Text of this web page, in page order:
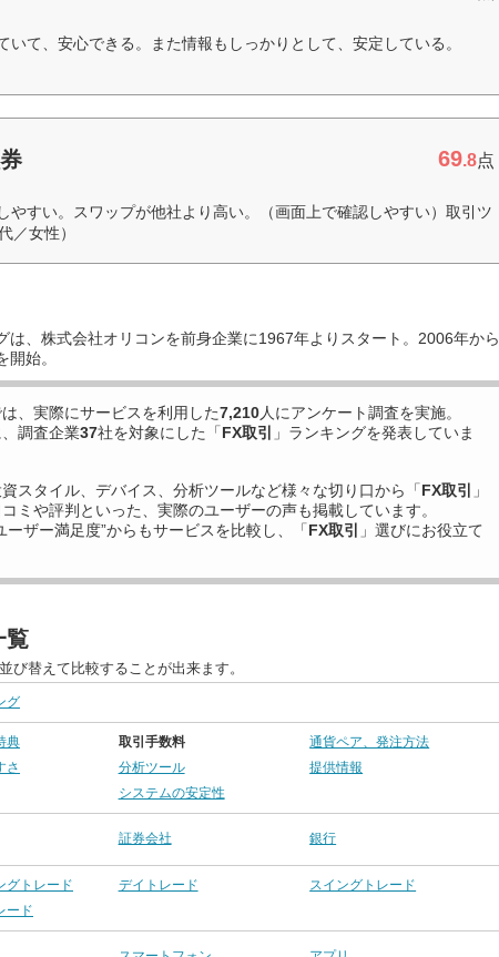
いて、安心できる。また情報もしっかりとして、安定している。
69.8点
やすい。スワップが他社より高い。（画面上で確認しやすい）取引ツ
／女性）
は、株式会社オリコンを前身企業に1967年よりスタート。2006年から
開始。
、実際にサービスを利用した7,210人にアンケート調査を実施。
調査企業37社を対象にした「FX取引
」ランキングを発表していま
スタイル、デバイス、分析ツールなど様々な切り口から「FX取引
」
ミや評判といった、実際のユーザーの声も掲載しています。
ーザー満足度”からもサービスを比較し、「FX取引
」選びにお役立て
覧
び替えて比較することが出来ます。
グ
典 取引手数料
通貨ペア、発注方法
さ
分析ツール
提供情報
システムの安定性
証券会社 銀行
グトレード デイトレード
スイングトレード
ード